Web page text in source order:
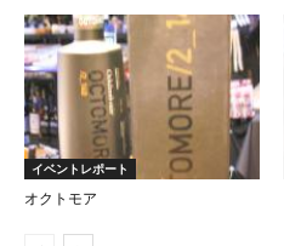
イベントレポート
オクトモア